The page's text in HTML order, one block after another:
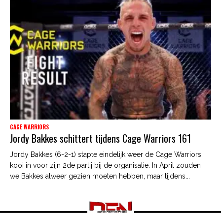
CAGE WARRIORS
Jordy Bakkes schittert tijdens Cage Warriors 161
Jordy Bakkes (6-2-1) stapte eindelijk weer de Cage Warriors
kooi in voor zijn 2de partij bij de organisatie. In April zouden
we Bakkes alweer gezien moeten hebben, maar tijdens...